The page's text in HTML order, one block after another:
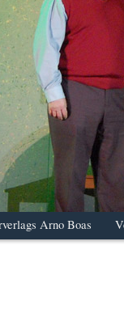
Arno Boas